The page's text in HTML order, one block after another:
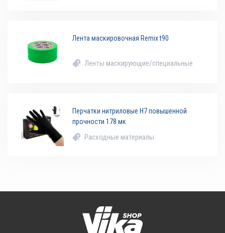
Лента маскировочная Remix t90
Ленты маскирующие/специальные
Перчатки нитриловые H7 повышенной
прочности 178 мк
Расходные материалы